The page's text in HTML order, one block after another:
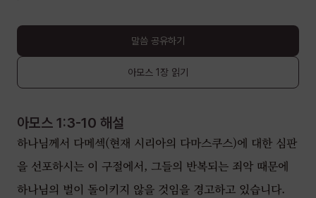
말씀 공유하기
아모스 1장 읽기
아모스 1:3-10 해설
하나님께서 다메섹(현재 시리아의 다마스쿠스)에 대한 심판
을 선포하시는 이 구절에서, 그들의 반복되는 죄악 때문에
하나님의 벌이 돌이키지 않을 것임을 경고하고 있습니다.